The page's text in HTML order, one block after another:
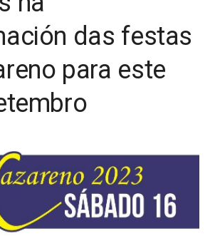
das festas
para este